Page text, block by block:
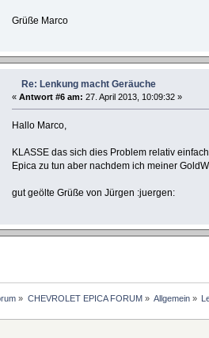
Grüße Marco
Re: Lenkung macht Geräuche
« Antwort #6 am: 27. April 2013, 10:09:32 »
Hallo Marco,
KLASSE das sich dies Problem relativ
Epica zu tun aber nachdem ich meiner
gut geölte Grüße von Jürgen :juergen:
» CHEVROLET EPICA FORUM» Allgemein »